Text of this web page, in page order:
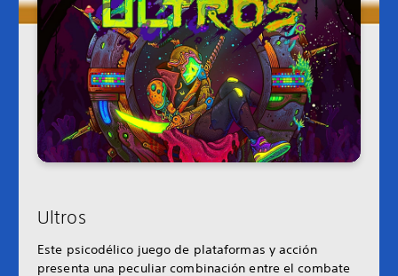
Ultros
Este psicodélico juego de plataformas y acción
presenta una peculiar combinación entre el combate